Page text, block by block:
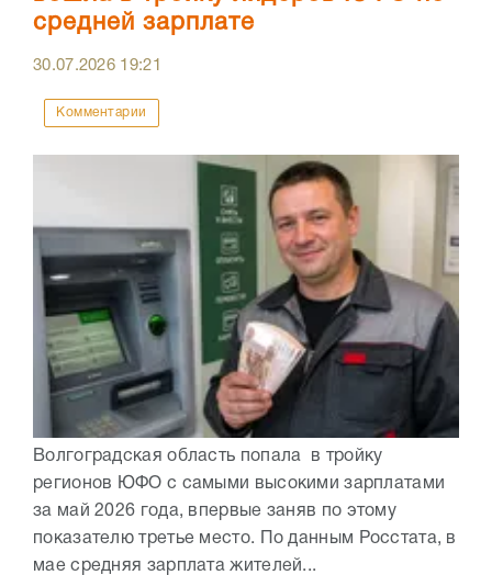
средней зарплате
30.07.2026 19:21
Комментарии
Волгоградская область попала в тройку
регионов ЮФО с самыми высокими зарплатами
за май 2026 года, впервые заняв по этому
показателю третье место. По данным Росстата, в
мае средняя зарплата жителей...